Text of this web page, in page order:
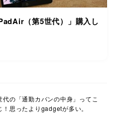
（第5世代）」購入し
代の「通勤カバンの中身」ってこ
！思ったよりgadgetが多い。